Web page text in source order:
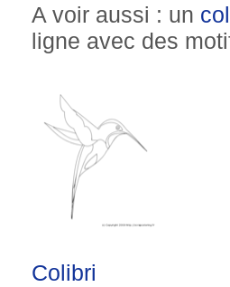
A voir aussi : un
ligne avec des
Colibri